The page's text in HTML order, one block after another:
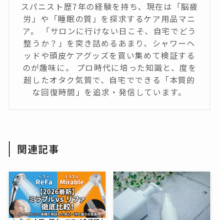
スパニスト歴7年の経験を持ち、現在は「脳疲
労」や「睡眠の質」を探求するケア用品マニ
ア。 「サロンに行けない日こそ、自宅でどう
整うか？」を突き詰めるあまり、シャワーヘ
ッドや頭皮ケアグッズを買い集めて検証する
のが趣味に。 プロ時代に培った知識と、度を
超したオタク気質で、自宅でできる「本質的
な回復時間」を追求・発信しています。
関連記事